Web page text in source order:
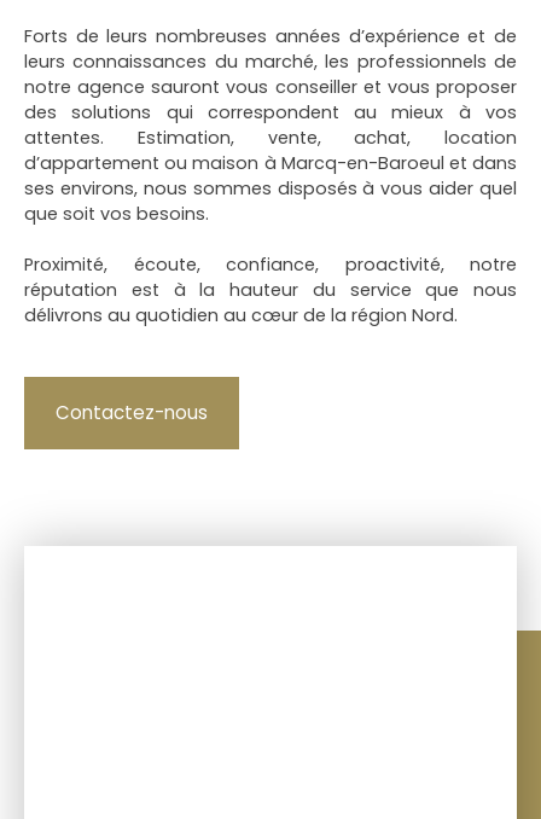
Forts de leurs nombreuses années d’expérience et de
leurs connaissances du marché, les professionnels de
notre agence sauront vous conseiller et vous proposer
des solutions qui correspondent au mieux à vos
attentes. Estimation, vente, achat, location
d’appartement ou maison à Marcq-en-Baroeul et dans
ses environs, nous sommes disposés à vous aider quel
que soit vos besoins.
Proximité, écoute, confiance, proactivité, notre
réputation est à la hauteur du service que nous
délivrons au quotidien au cœur de la région Nord.
Contactez-nous